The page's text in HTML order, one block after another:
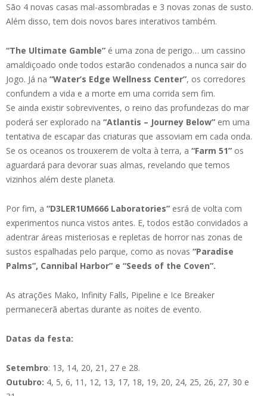
São 4 novas casas mal-assombradas e 3 novas zonas de susto.
Além disso, tem dois novos bares interativos também.
“The Ultimate Gamble” é uma zona de perigo… um cassino
amaldiçoado onde todos estarão condenados a nunca sair do
Jogo. Já na “Water’s Edge Wellness Center”, os corredores
confundem a vida e a morte em uma corrida sem fim.
Se ainda existir sobreviventes, o reino das profundezas do mar
poderá ser explorado na “Atlantis – Journey Below” em uma
tentativa de escapar das criaturas que assoviam em cada onda.
Se os oceanos os trouxerem de volta à terra, a “Farm 51” os
aguardará para devorar suas almas, revelando que temos
vizinhos além deste planeta.
Por fim, a “D3LER1UM666 Laboratories” esrá de volta com
experimentos nunca vistos antes. E, todos estão convidados a
adentrar áreas misteriosas e repletas de horror nas zonas de
sustos espalhadas pelo parque, como as novas “Paradise
Palms”, Cannibal Harbor” e “Seeds of the Coven”.
As atrações Mako, Infinity Falls, Pipeline e Ice Breaker
permanecerã abertas durante as noites de evento.
Datas da festa:
Setembro: 13, 14, 20, 21, 27 e 28.
Outubro: 4, 5, 6, 11, 12, 13, 17, 18, 19, 20, 24, 25, 26, 27, 30 e